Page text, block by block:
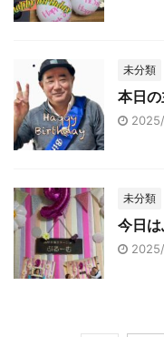
未分類
本日
未分類
今日